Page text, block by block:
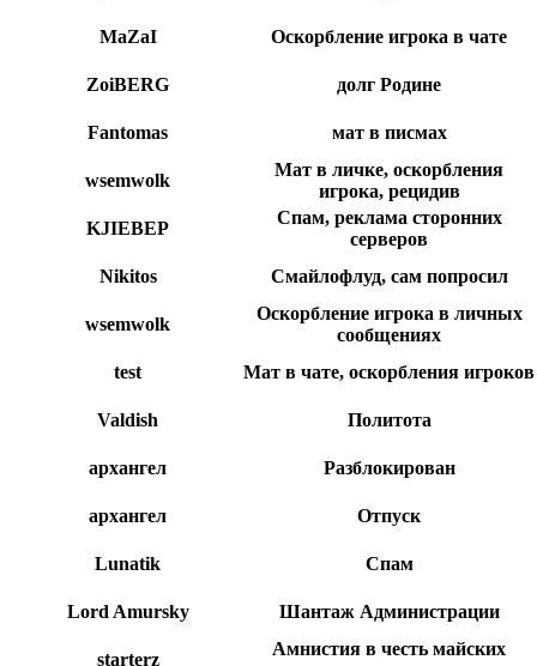
MaZaI Оскорбление игрока в чате
ZoiBERG долг Родине
Fantomas мат в писмах
wsemwolk
Мат в личке, оскорбления
игрока, рецидив
KJIEBEP
Спам, реклама сторонних
серверов
Nikitos
Смайлофлуд, сам попросил
wsemwolk
Оскорбление игрока в личных
сообщениях
test
Мат в чате, оскорбления игроков
Valdish Политота
архангел Разблокирован
архангел Отпуск
Lunatik Спам
Lord Amursky Шантаж Администрации
starterz
Амнистия в честь майских